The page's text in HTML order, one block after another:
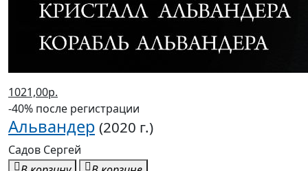
1021,00р.
-40% после регистрации
Альвандер (2020 г.)
Садов Сергей